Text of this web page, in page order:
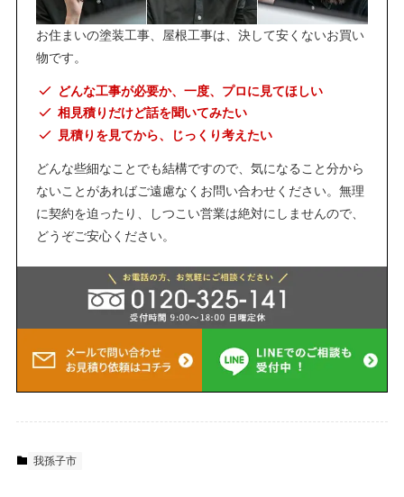
お住まいの塗装工事、屋根工事は、決して安くないお買い
物です。
どんな工事が必要か、一度、プロに見てほしい
相見積りだけど話を聞いてみたい
見積りを見てから、じっくり考えたい
どんな些細なことでも結構ですので、気になること分から
ないことがあればご遠慮なくお問い合わせください。無理
に契約を迫ったり、しつこい営業は絶対にしませんので、
どうぞご安心ください。
我孫子市